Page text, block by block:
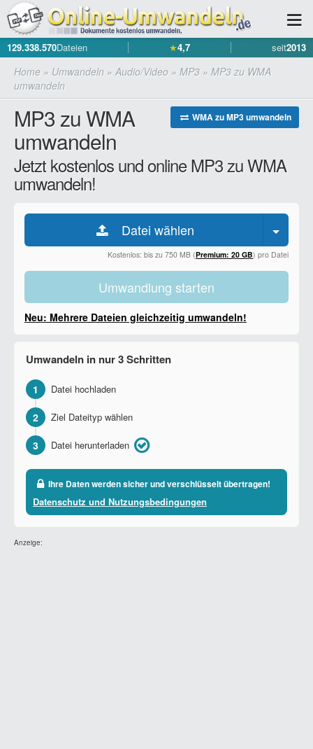
129.338.570Dateien ★4,7 seit2013
Home » Umwandeln » Audio/Video » MP3 » MP3 zu WMA
umwandeln
WMA zu MP3 umwandeln
MP3 zu WMA
umwandeln
Jetzt kostenlos und online MP3 zu WMA
umwandeln!
Datei wählen
Kostenlos: bis zu 750 MB (Premium: 20 GB) pro Datei
Umwandlung starten
Neu: Mehrere Dateien gleichzeitig umwandeln!
Umwandeln in nur 3 Schritten
1 Datei hochladen
2 Ziel Dateityp wählen
3 Datei herunterladen
Ihre Daten werden sicher und verschlüsselt übertragen!
Datenschutz und Nutzungsbedingungen
Anzeige: